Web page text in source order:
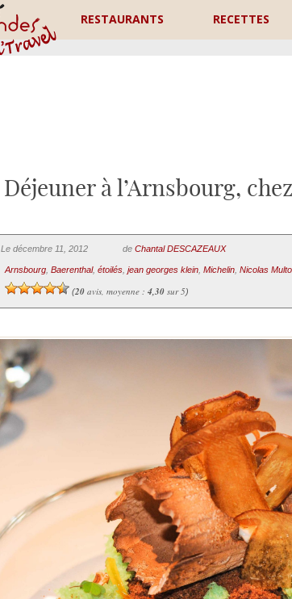
RESTAURANTS RECETTES
Déjeuner à l’Arnsbourg,
Le décembre 11, 2012 de Chantal DESCAZEAUX
Arnsbourg, Baerenthal, étoilés, jean georges klein, Michelin, Nicolas
(20avis, moyenne : 4,30sur 5)